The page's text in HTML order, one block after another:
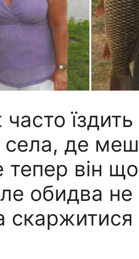
їздить
села, де
тепер він
обидва